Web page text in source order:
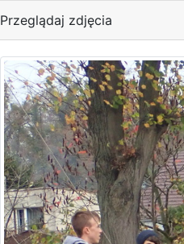
Przeglądaj zdjęcia